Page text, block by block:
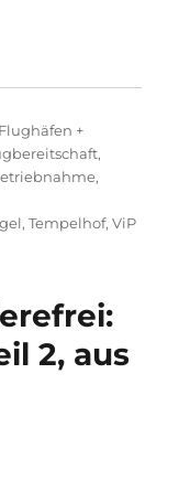
Kategorien
Flughäfen +
,
,
,Tempelhof,ViP
2, aus